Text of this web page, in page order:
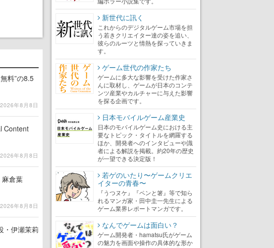
料”の8.5
2026年8月8日
Content
2026年8月8日
麻倉葉
2026年8月8日
・伊瀬茉莉
新世代に訊く
これからのデジタルゲーム市場を担
う若きクリエイター達の姿を追い、
彼らのルーツと情熱を探っていきま
す。
ゲーム世代の作家たち
ゲームに多大な影響を受けた作家さ
んに取材し、ゲームが日本のコンテ
ンツ産業やカルチャーに与えた影響
を探る企画です。
日本モバイルゲーム産業史
日本のモバイルゲーム史における主
要なトピック・タイトルを網羅する
ほか、開発者へのインタビューや識
者による解説を掲載。約20年の歴史
が一望できる決定版！
若ゲのいたり〜ゲームクリエ
イターの青春〜
『うつヌケ』『ペンと箸』等で知ら
れるマンガ家・田中圭一先生による
ゲーム業界レポートマンガです。
なんでゲームは面白い？
ゲーム開発者・hamatsu氏がゲーム
の魅力を画面や操作の具体的な形か